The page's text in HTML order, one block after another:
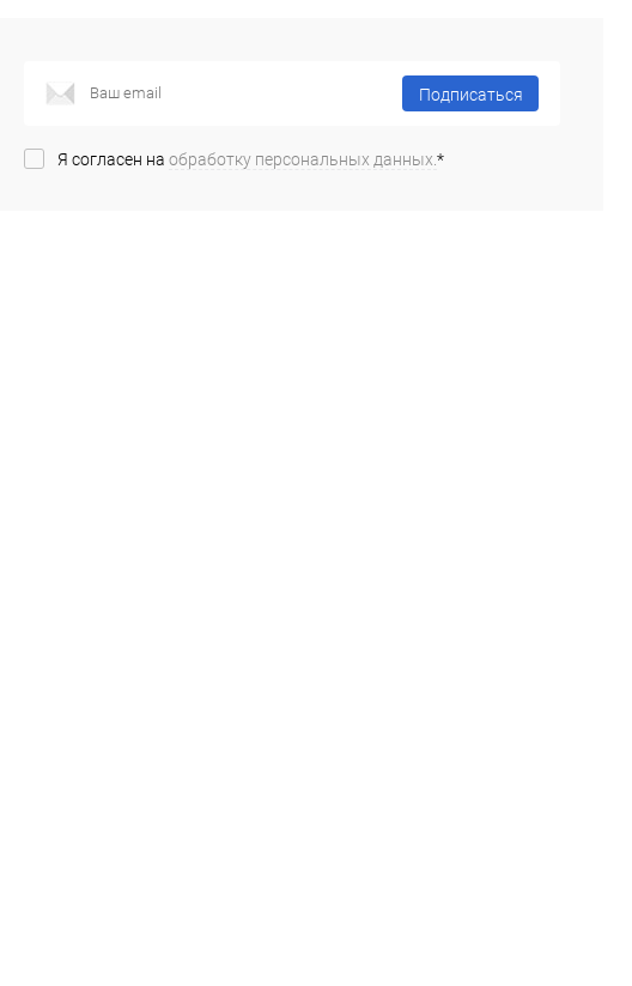
В избранное Под заказ В избранное
Подписаться
Я согласен на обработку персональных данных. *